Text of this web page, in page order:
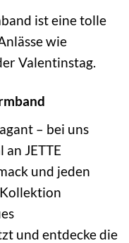
ist eine tolle
wie
Valentinstag.
– bei uns
JETTE
und jeden
und entdecke die